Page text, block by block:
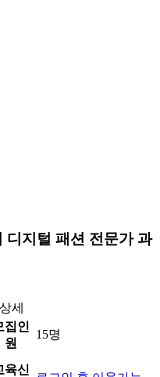
디지털 패션 전문가 과
세
집인
원
15명
육신